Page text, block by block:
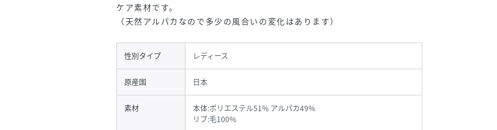
ケア素材です。
（天然アルパカなので多少の風合いの変化はあります）
性別タイプ レディース
原産国 日本
素材
本体:ポリエステル51% アルパカ49%
リブ:毛100%